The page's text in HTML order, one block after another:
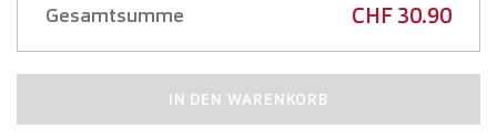
Gesamtsumme CHF 30.90
IN DEN WARENKORB